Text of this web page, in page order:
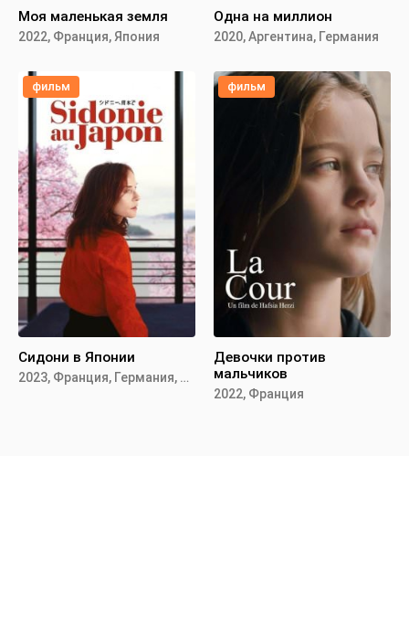
Моя маленькая земля
2022, Франция, Япония
Одна на миллион
2020, Аргентина, Германия
фильм
Сидони в Японии
2023, Франция, Германия, Швейцария,
фильм
Девочки против
мальчиков
2022, Франция